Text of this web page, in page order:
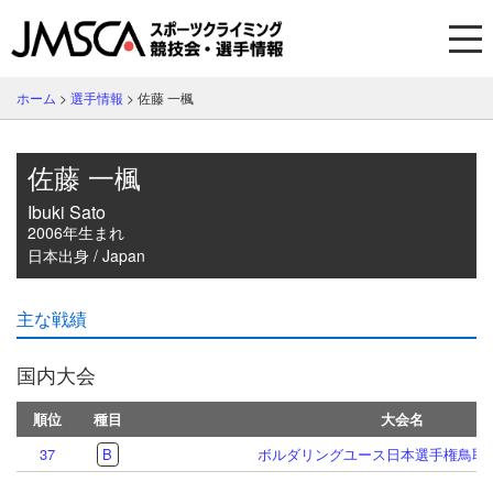
ホーム > 選手情報 > 佐藤 一楓
佐藤 一楓
Ibuki Sato
2006年生まれ
日本出身 / Japan
主な戦績
国内大会
順位 種目
大会名
37
B ボルダリングユース日本選手権鳥取